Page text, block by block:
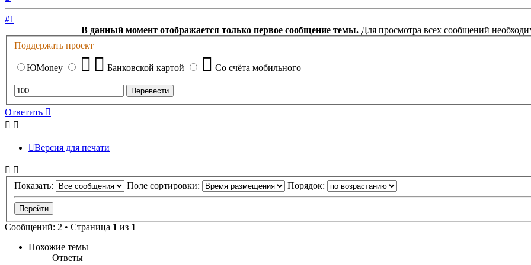
началу
#1
В данный момент отображается только первое сообщение темы. Для просмотра всех сообщений
Поддержать проект
ЮMoney Банковской картой Со счёта мобильного
Ответить
Версия для печати
Показать: Поле сортировки: Порядок:
Сообщений: 2 • Страница 1 из 1
Похожие темы
Ответы